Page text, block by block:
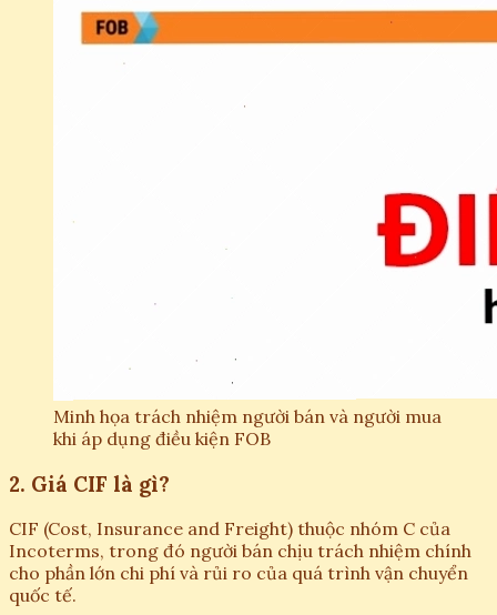
Minh họa trách nhiệm người bán và người mua
khi áp dụng điều kiện FOB
2. Giá CIF là gì?
CIF (Cost, Insurance and Freight) thuộc nhóm C của
Incoterms, trong đó người bán chịu trách nhiệm chính
cho phần lớn chi phí và rủi ro của quá trình vận chuyển
quốc tế.